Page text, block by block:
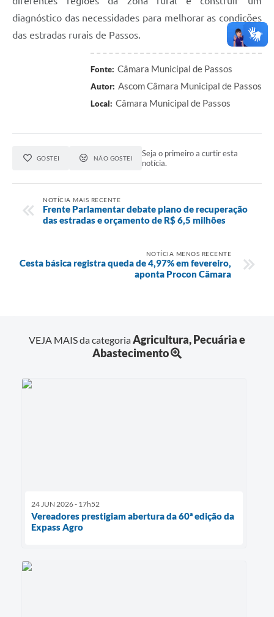
diagnóstico das necessidades para melhorar as condições
das estradas rurais de Passos.
Fonte: Câmara Municipal de Passos
Autor: Ascom Câmara Municipal de Passos
Local: Câmara Municipal de Passos
GOSTEI NÃO GOSTEI
Seja o primeiro a curtir esta
notícia.
NOTÍCIA MAIS RECENTE
Frente Parlamentar debate plano de recuperação
das estradas e orçamento de R$ 6,5 milhões
NOTÍCIA MENOS RECENTE
Cesta básica registra queda de 4,97% em fevereiro,
aponta Procon Câmara
VEJA MAIS da categoriaAgricultura, Pecuária e
Abastecimento
24 JUN 2026 - 17h52
Vereadores prestigiam abertura da 60ª edição da
Expass Agro